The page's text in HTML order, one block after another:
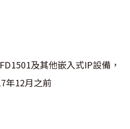
及其他嵌入式IP設備，
年12月之前